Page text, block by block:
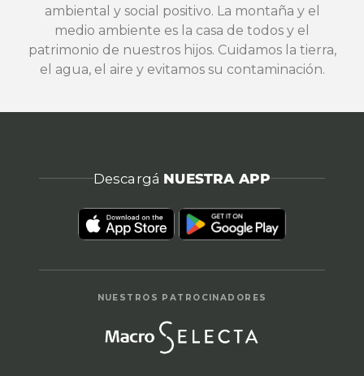
ambiental y social positivo. La montaña y el
medio ambiente es la casa de todos y el
patrimonio de nuestros hijos. Cuidamos la tierra,
el agua, el aire y evitamos su contaminación.
Descargá NUESTRA APP
NUESTROS PATROCINADORES